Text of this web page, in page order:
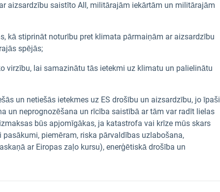
aizsardzību saistīto AII, militārajām iekārtām un militārajām
kā stiprināt noturību pret klimata pārmaiņām ar aizsardzību
spējās;
virzību, lai samazinātu tās ietekmi uz klimatu un palielinātu
un netiešās ietekmes uz ES drošību un aizsardzību, jo īpaši
un neprognozēšana un rīcība saistībā ar tām var radīt lielas
būs apjomīgākas, ja katastrofa vai krīze mūs skars
piemēram, riska pārvaldības uzlabošana,
ar Eiropas zaļo kursu), enerģētiskā drošība un